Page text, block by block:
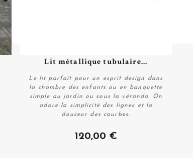
Plus de détails
Lit métallique tubulaire...
Le lit parfait pour un esprit design dans
la chambre des enfants ou en banquette
simple au jardin ou sous la véranda. On
adore la simplicité des lignes et la
douceur des courbes.
120,00 €